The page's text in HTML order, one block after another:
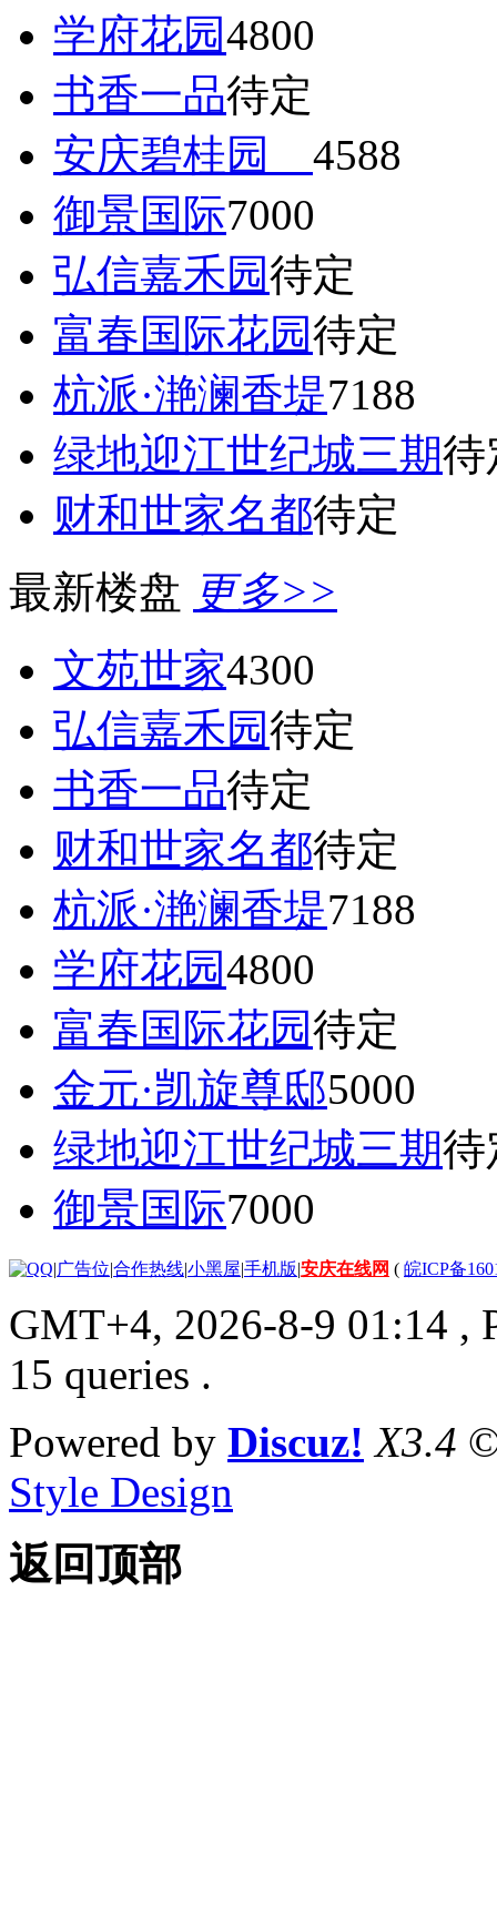
学府花园4800
书香一品待定
安庆碧桂园 4588
御景国际7000
弘信嘉禾园待定
富春国际花园待定
杭派·滟澜香堤7188
绿地迎江世纪城三期待
财和世家名都待定
最新楼盘 更多>>
文苑世家4300
弘信嘉禾园待定
书香一品待定
财和世家名都待定
杭派·滟澜香堤7188
学府花园4800
富春国际花园待定
金元·凯旋尊邸5000
绿地迎江世纪城三期待
御景国际7000
|广告位|合作热线|小黑屋|手机版|安庆在线网 ( 皖ICP备
GMT+4, 2026-8-9 01:14 ,
15 queries .
Powered by Discuz! X3.4
Style Design
返回顶部